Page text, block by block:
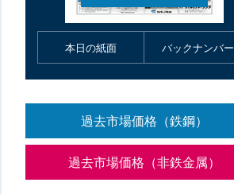
本日の紙面 バックナンバー
過去市場価格（鉄鋼）
過去市場価格（非鉄金属）